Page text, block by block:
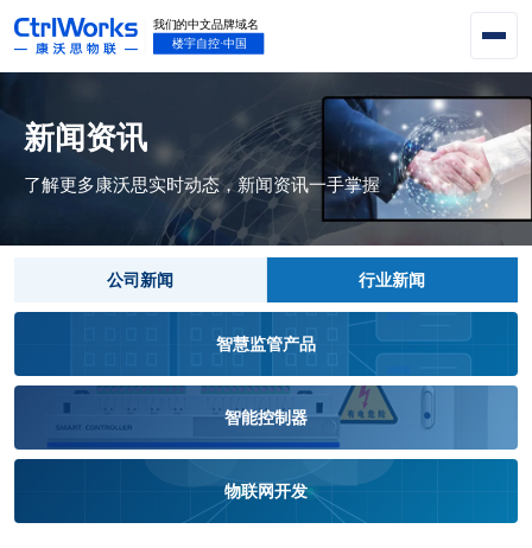
新闻资讯
了解更多康沃思实时动态，新闻资讯一手掌握
公司新闻 行业新闻
智慧监管产品
智能控制器
物联网开发